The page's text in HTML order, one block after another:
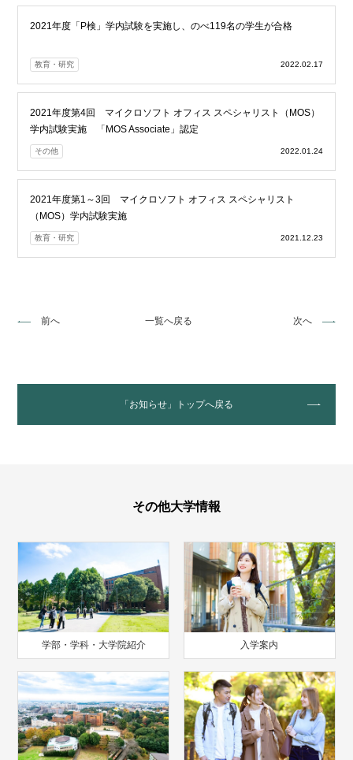
2021年度「P検」学内試験を実施し、のべ119名の学生が合格
教育・研究 2022.02.17
2021年度第4回 マイクロソフト オフィス スペシャリスト（MOS）
学内試験実施 「MOS Associate」認定
その他 2022.01.24
2021年度第1～3回 マイクロソフト オフィス スペシャリスト
（MOS）学内試験実施
教育・研究 2021.12.23
前へ 一覧へ戻る 次へ
「お知らせ」トップへ戻る
その他大学情報
学部・学科・大学院紹介 入学案内